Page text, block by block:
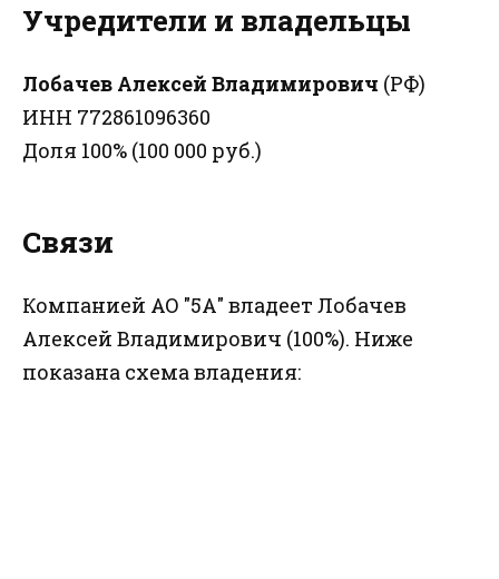
Учредители и владельцы
Лобачев Алексей Владимирович (РФ)
ИНН 772861096360
Доля 100% (100 000 руб.)
Связи
Компанией АО "5А" владеет Лобачев
Алексей Владимирович (100%). Ниже
показана схема владения: